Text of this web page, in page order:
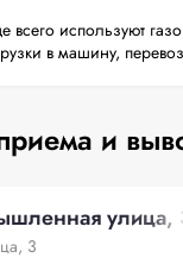
используют
в машину,
и
улица, 3
3